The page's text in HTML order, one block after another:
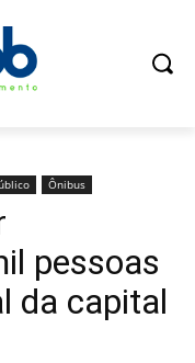
Ônibus
pessoas
da capital